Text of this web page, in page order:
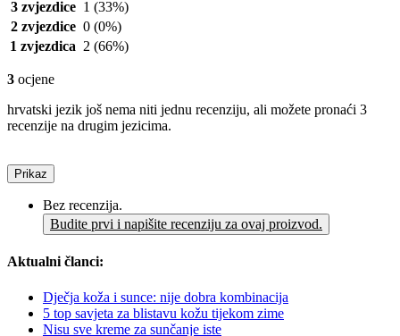
3 zvjezdice 1 (33%)
2 zvjezdice 0 (0%)
1 zvjezdica 2 (66%)
3 ocjene
hrvatski jezik još nema niti jednu recenziju, ali možete pronaći 3
recenzije na drugim jezicima.
Prikaz
Bez recenzija.
Budite prvi i napišite recenziju za ovaj proizvod.
Aktualni članci:
Dječja koža i sunce: nije dobra kombinacija
5 top savjeta za blistavu kožu tijekom zime
Nisu sve kreme za sunčanje iste